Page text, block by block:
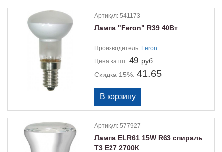
Артикул:541173
Лампа "Feron" R39 40Вт
Производитель: Feron
Цена за шт:49 руб.
Скидка 15%:41.65
Артикул:577927
Лампа ELR61 15W R63 спираль
Т3 Е27 2700К